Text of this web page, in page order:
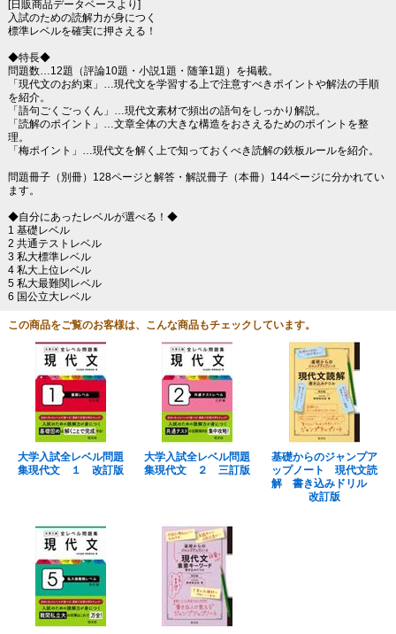
[日販商品データベースより]
入試のための読解力が身につく
標準レベルを確実に押さえる！
◆特長◆
問題数…12題（評論10題・小説1題・随筆1題）を掲載。
「現代文のお約束」…現代文を学習する上で注意すべきポイントや解法の手順
を紹介。
「語句ごくごっくん」…現代文素材で頻出の語句をしっかり解説。
「読解のポイント」…文章全体の大きな構造をおさえるためのポイントを整
理。
「梅ポイント」…現代文を解く上で知っておくべき読解の鉄板ルールを紹介。
問題冊子（別冊）128ページと解答・解説冊子（本冊）144ページに分かれてい
ます。
◆自分にあったレベルが選べる！◆
1 基礎レベル
2 共通テストレベル
3 私大標準レベル
4 私大上位レベル
5 私大最難関レベル
6 国公立大レベル
この商品をご覧のお客様は、こんな商品もチェックしています。
大学入試全レベル問題
集現代文 １ 改訂版
大学入試全レベル問題
集現代文 ２ 三訂版
基礎からのジャンプア
ップノート 現代文読
解 書き込みドリル
改訂版